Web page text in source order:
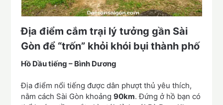
Địa điểm cắm trại lý tưởng gần Sài
Gòn để “trốn” khỏi khói bụi thành phố
Hồ Dầu tiếng – Bình Dương
Địa điểm nổi tiếng được dân phượt thủ yêu thích,
nằm cách Sài Gòn khoảng90km. Đứng ở hồ bạn có